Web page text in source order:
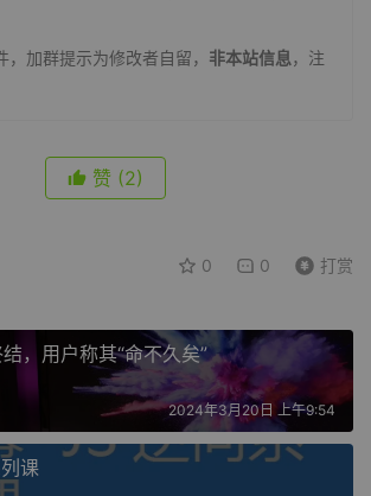
加群提示为修改者自留， 非本站信息，注
赞 (2)
0 0 打赏
，用户称其“命不久矣”
2024年3月20日 上午9:54
课